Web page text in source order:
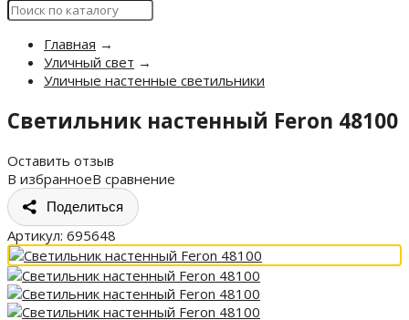
Главная →
Уличный свет →
Уличные настенные светильники
Светильник настенный Feron 48100
Оставить отзыв
В избранноеВ сравнение
Поделиться
Артикул: 695648